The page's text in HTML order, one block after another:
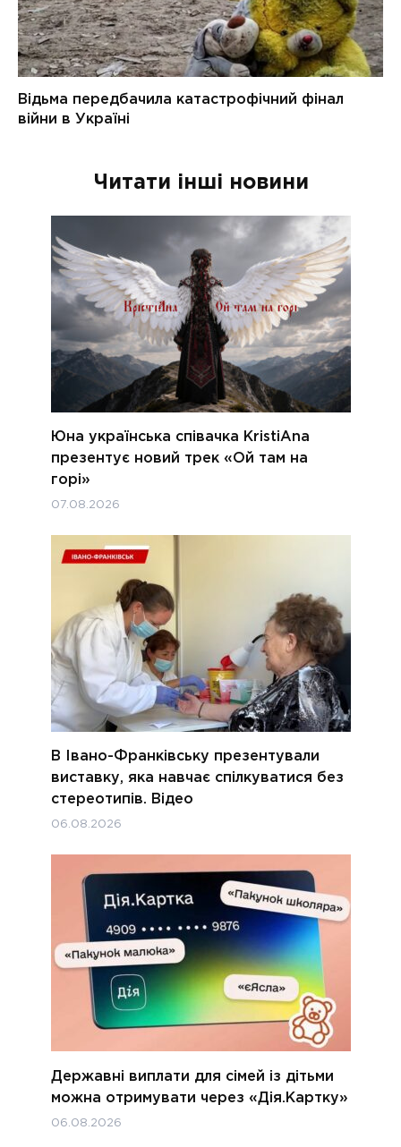
Читати інші новини
Юна українська співачка KristiAna
презентує новий трек «Ой там на
горі»
07.08.2026
В Івано-Франківську презентували
виставку, яка навчає спілкуватися без
стереотипів. Відео
06.08.2026
Державні виплати для сімей із дітьми
можна отримувати через «Дія.Картку»
06.08.2026